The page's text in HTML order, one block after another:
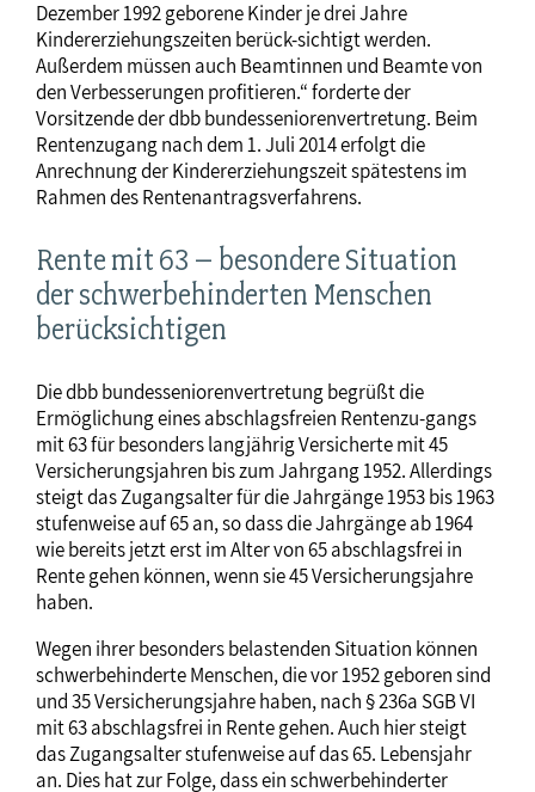
Dezember 1992 geborene Kinder je drei Jahre
Kindererziehungszeiten berück-sichtigt werden.
Außerdem müssen auch Beamtinnen und Beamte von
den Verbesserungen profitieren.“ forderte der
Vorsitzende der dbb bundesseniorenvertretung. Beim
Rentenzugang nach dem 1. Juli 2014 erfolgt die
Anrechnung der Kindererziehungszeit spätestens im
Rahmen des Rentenantragsverfahrens.
Rente mit 63 – besondere Situation
der schwerbehinderten Menschen
berücksichtigen
Die dbb bundesseniorenvertretung begrüßt die
Ermöglichung eines abschlagsfreien Rentenzu-gangs
mit 63 für besonders langjährig Versicherte mit 45
Versicherungsjahren bis zum Jahrgang 1952. Allerdings
steigt das Zugangsalter für die Jahrgänge 1953 bis 1963
stufenweise auf 65 an, so dass die Jahrgänge ab 1964
wie bereits jetzt erst im Alter von 65 abschlagsfrei in
Rente gehen können, wenn sie 45 Versicherungsjahre
haben.
Wegen ihrer besonders belastenden Situation können
schwerbehinderte Menschen, die vor 1952 geboren sind
und 35 Versicherungsjahre haben, nach § 236a SGB VI
mit 63 abschlagsfrei in Rente gehen. Auch hier steigt
das Zugangsalter stufenweise auf das 65. Lebensjahr
an. Dies hat zur Folge, dass ein schwerbehinderter